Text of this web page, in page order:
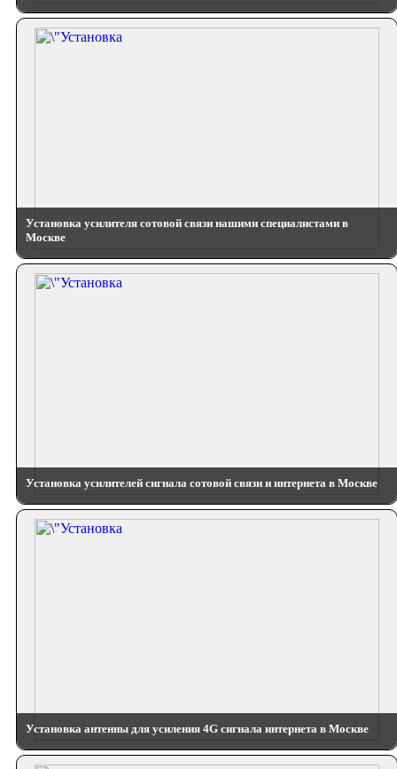
Установка усилителя сотовой связи нашими специалистами в
Москве
Установка усилителей сигнала сотовой связи и интернета в Москве
Установка антенны для усиления 4G сигнала интернета в Москве